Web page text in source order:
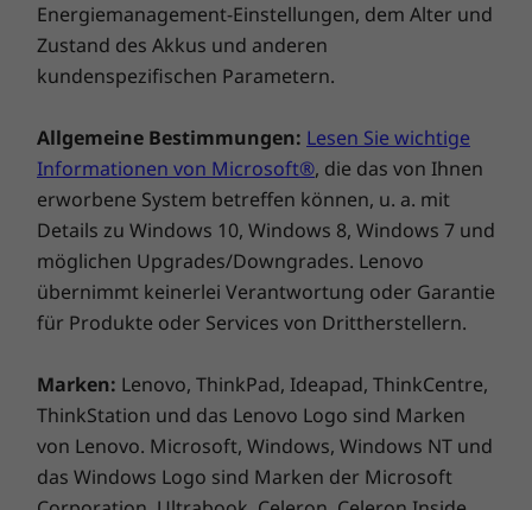
Kompakt und doch voller Funktionen
Das kompakte 7-Liter-Gehäuse des IdeaCentre
Energiemanagement-Einstellungen, dem Alter und
Zustand des Akkus und anderen
kundenspezifischen Parametern.
Allgemeine Bestimmungen: Lesen Sie wichtige
Informationen von Microsoft®, die das von Ihnen
erworbene System betreffen können, u. a. mit
Details zu Windows 10, Windows 8, Windows 7 und
möglichen Upgrades/Downgrades. Lenovo
übernimmt keinerlei Verantwortung oder Garantie
für Produkte oder Services von Drittherstellern.
Marken: Lenovo, ThinkPad, Ideapad, ThinkCentre,
ThinkStation und das Lenovo Logo sind Marken
von Lenovo. Microsoft, Windows, Windows NT und
das Windows Logo sind Marken der Microsoft